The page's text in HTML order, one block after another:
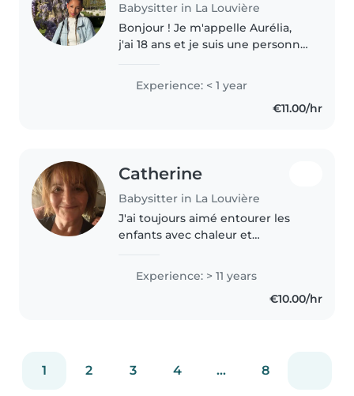
Babysitter in La Louvière
Bonjour ! Je m'appelle Aurélia,
j'ai 18 ans et je suis une personne
Même si je n'ai pas encore
d'expérience professionnelle en
Experience: < 1 year
€11.00/hr
Catherine
Babysitter in La Louvière
J'ai toujours aimé entourer les
enfants avec chaleur et
d'expérience en garde d'enfants,
j'accompagne avec passion les
bébés, tout-petits, préscolaires
Experience: > 11 years
€10.00/hr
1 2 3 4 ... 8